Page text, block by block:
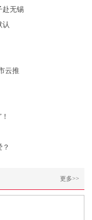
赴无锡
认
云推
更多>>